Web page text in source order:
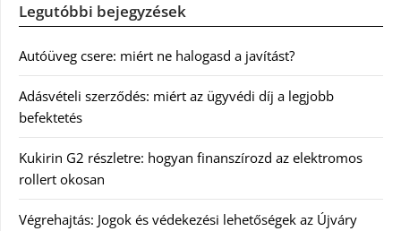
Legutóbbi bejegyzések
Autóüveg csere: miért ne halogasd a javítást?
Adásvételi szerződés: miért az ügyvédi díj a legjobb
befektetés
Kukirin G2 részletre: hogyan finanszírozd az elektromos
rollert okosan
Végrehajtás: Jogok és védekezési lehetőségek az Újváry